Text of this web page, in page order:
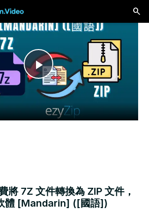
Play
Video
將 7Z 文件轉換為 ZIP 文件，
體 [Mandarin] ([國語])